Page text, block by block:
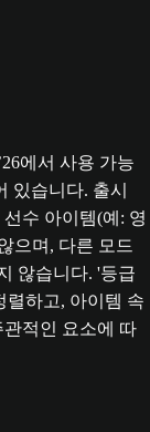
에서 사용 가능
있습니다. 출시
수 아이템(예: 영
으며, 다른 모드
않습니다. '등급
렬하고, 아이템 속
적인 요소에 따